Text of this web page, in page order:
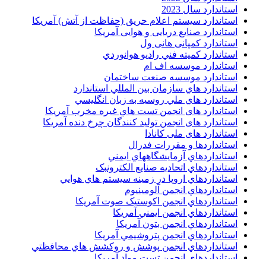
استاندارد سال 2023
استاندارد سیستم اعلام حریق (حفاظت از آتش) آمریکا
استاندارد صنایع دریایی و هوایی آمریکا
استاندارد کمپانی هانی ول
استاندارد کميته فني راديو هوانوردي
استاندارد موسسه اف ام
استاندارد موسسه صنعت ساختمان
استاندارد هاي سازمان بين المللي استاندارد
استاندارد هاي ملي روسيه به زبان انگليسي
استاندارد های انجمن تست هاي غيره مخرب آمريکا
استاندارد های انجمن توليد کنندگان چرخ دنده آمريکا
استاندارد های ملی کانادا
استانداردها و مقررات فدرال
استانداردهاي آزمايشگاههاي ايمني
استانداردهاي اتحاديه صنايع الکترونبک
استانداردهاي اروپا در زمينه سيستم هاي هوايي
استانداردهاي انجمن آلومينيوم
استانداردهاي انجمن اکوستيک صوت آمريکا
استانداردهاي انجمن ايمني آمريکا
استانداردهاي انجمن بتون آمريکا
استانداردهاي انجمن پتروشيمي آمريکا
استانداردهاي انجمن پوشش و روکشش هاي محافظتي